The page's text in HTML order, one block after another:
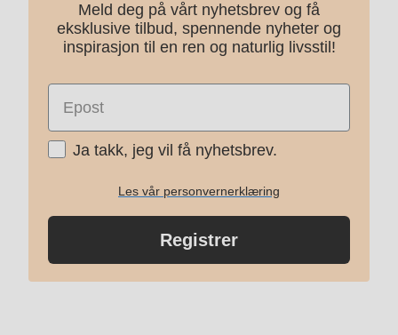
Meld deg på vårt nyhetsbrev og få
eksklusive tilbud, spennende nyheter og
inspirasjon til en ren og naturlig livsstil!
Epost
Ja takkJa takk, jeg vil få nyhetsbrev.
Les vår personvernerklæring
Registrer